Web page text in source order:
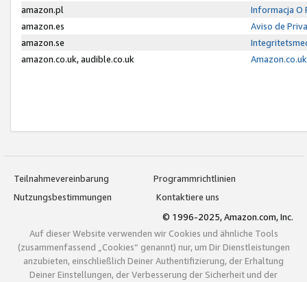
amazon.pl
Informacja O
amazon.es
Aviso de
amazon.se
amazon.co.uk, audible.co.uk
Teilnahmevereinbarung
Programmrichtlinien
Nutzungsbestimmungen
Kontaktiere uns
© 1996-2025, Amazon.com, Inc.
Auf dieser Website verwenden wir Cookies und ähnliche Tools
(zusammenfassend „Cookies“ genannt) nur, um Dir Dienstleistungen
anzubieten, einschließlich Deiner Authentifizierung, der Erhaltung
Deiner Einstellungen, der Verbesserung der Sicherheit und der